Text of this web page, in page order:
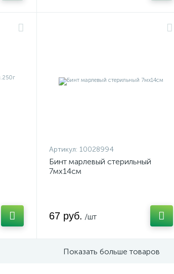
Артикул: 10028994
Бинт марлевый стерильный
7мх14см
67 руб. /шт
Показать больше товаров